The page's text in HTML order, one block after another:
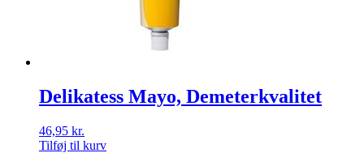
Delikatess Mayo, Demeterkvalitet
46,95 kr.
Tilføj til kurv